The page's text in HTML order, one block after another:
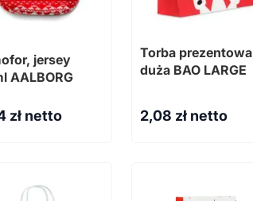
jersey
AALBORG
zł netto
Torba prezentowa
duża BAO LARGE
2,08 zł netto